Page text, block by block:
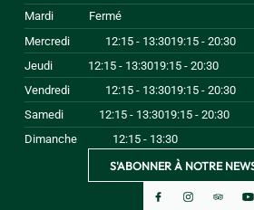
Mardi
Fermé
Mercredi
12:15 - 13:3019:15 - 20:30
Jeudi
12:15 - 13:3019:15 - 20:30
Vendredi
12:15 - 13:3019:15 - 20:30
Samedi
12:15 - 13:3019:15 - 20:30
Dimanche
12:15 - 13:30
S'ABONNER À NOTRE